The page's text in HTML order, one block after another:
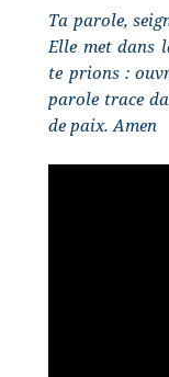
Ta parole,
Elle met dans
te prions :
parole trace
de paix. Amen